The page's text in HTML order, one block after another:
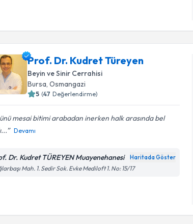
Prof. Dr. Kudret Türeyen
Beyin ve Sinir Cerrahisi
Bursa, Osmangazi
5 (47 Değerlendirme)
mesai bitimi arabadan inerken halk arasında bel
Devamı
Dr. Kudret TÜREYEN Muayenehanesi Haritada Göster
Mah. 1. Sedir Sok. Evke Mediloft 1. No: 15/17